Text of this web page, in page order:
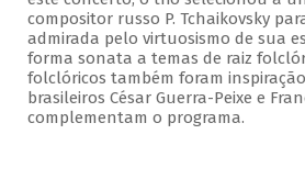
compositor russo P. Tchaikovsky
admirada pelo virtuosismo de sua
forma sonata a temas de raiz
folclóricos também foram
brasileiros César Guerra-Peixe e
complementam o programa.